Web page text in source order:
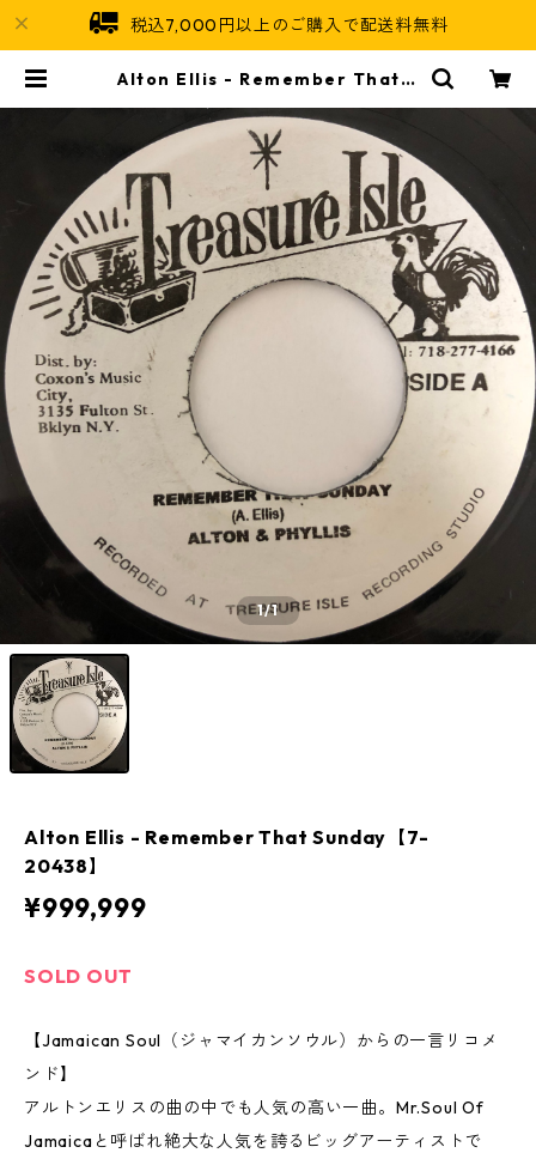
税込7,000円以上のご購入で配送料無料
Alton Ellis - Remember That S
Soul
1/1
Alton Ellis - Remember That Sunday【7-
20438】
¥999,999
SOLD OUT
【Jamaican Soul（ジャマイカンソウル）からの一言リコメ
ンド】
アルトンエリスの曲の中でも人気の高い一曲。Mr.Soul Of
Jamaicaと呼ばれ絶大な人気を誇るビッグアーティストで